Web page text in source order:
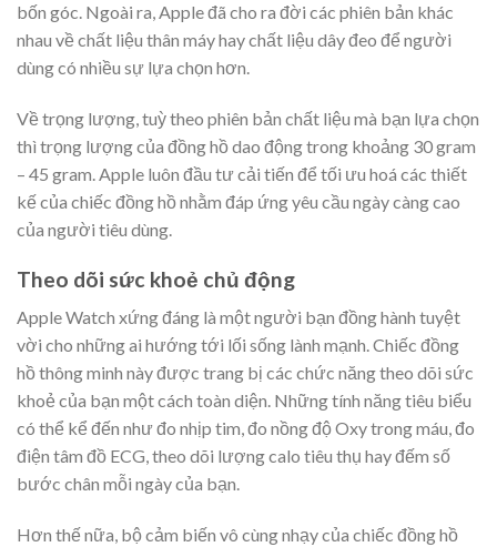
bốn góc. Ngoài ra, Apple đã cho ra đời các phiên bản khác
nhau về chất liệu thân máy hay chất liệu dây đeo để người
dùng có nhiều sự lựa chọn hơn.
Về trọng lượng, tuỳ theo phiên bản chất liệu mà bạn lựa chọn
thì trọng lượng của đồng hồ dao động trong khoảng 30 gram
– 45 gram. Apple luôn đầu tư cải tiến để tối ưu hoá các thiết
kế của chiếc đồng hồ nhằm đáp ứng yêu cầu ngày càng cao
của người tiêu dùng.
Theo dõi sức khoẻ chủ động
Apple Watch xứng đáng là một người bạn đồng hành tuyệt
vời cho những ai hướng tới lối sống lành mạnh. Chiếc đồng
hồ thông minh này được trang bị các chức năng theo dõi sức
khoẻ của bạn một cách toàn diện. Những tính năng tiêu biểu
có thể kể đến như đo nhịp tim, đo nồng độ Oxy trong máu, đo
điện tâm đồ ECG, theo dõi lượng calo tiêu thụ hay đếm số
bước chân mỗi ngày của bạn.
Hơn thế nữa, bộ cảm biến vô cùng nhạy của chiếc đồng hồ